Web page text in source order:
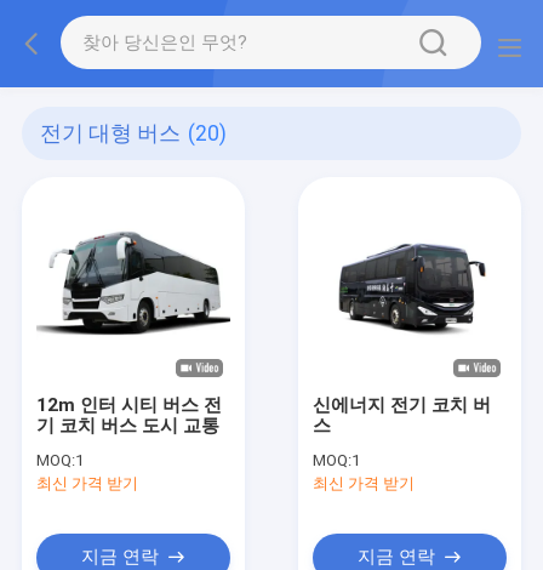
전기 대형 버스 (20)
12m 인터 시티 버스 전
기 코치 버스 도시 교통
MOQ:1
최신 가격 받기
지금 연락
신에너지 전기 코치 버
스
MOQ:1
최신 가격 받기
지금 연락